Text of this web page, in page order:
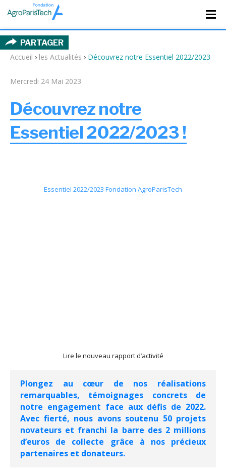
PARTAGER
Accueil › les Actualités › Découvrez notre Essentiel 2022/2023
Mercredi 24 Mai 2023
Découvrez notre
Essentiel 2022/2023 !
Essentiel 2022/2023 Fondation AgroParisTech
Lire le nouveau rapport d’activité
Plongez au cœur de nos réalisations
remarquables, témoignages concrets de
notre engagement face aux défis de 2022.
Avec fierté, nous avons soutenu 50 projets
novateurs et franchi la barre des 2 millions
d’euros de collecte grâce à nos précieux
partenaires et donateurs.